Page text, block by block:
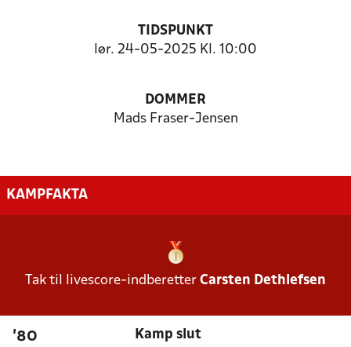
TIDSPUNKT
lør. 24-05-2025 Kl. 10:00
DOMMER
Mads Fraser-Jensen
KAMPFAKTA
Tak til livescore-indberetter Carsten Dethlefsen
'80 Kamp slut